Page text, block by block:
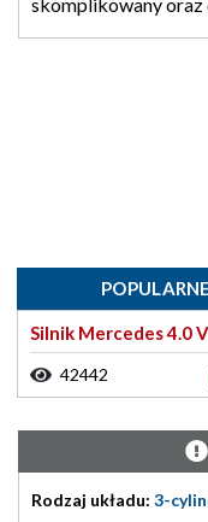
Silnik Mercedes 4.0
42442
Rodzaj układu: 3-